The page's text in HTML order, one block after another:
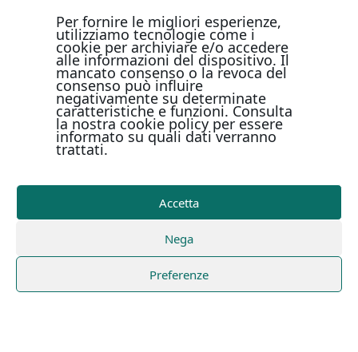
Per fornire le migliori esperienze,
utilizziamo tecnologie come i
cookie per archiviare e/o accedere
alle informazioni del dispositivo. Il
mancato consenso o la revoca del
consenso può influire
negativamente su determinate
caratteristiche e funzioni. Consulta
la nostra cookie policy per essere
informato su quali dati verranno
trattati.
Accetta
Nega
Preferenze